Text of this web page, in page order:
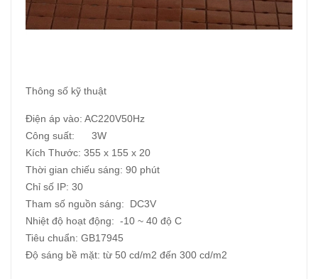
Thông số kỹ thuật
Điện áp vào: AC220V50Hz
Công suất: 3W
Kích Thước: 355 x 155 x 20
Thời gian chiếu sáng: 90 phút
Chỉ số IP: 30
Tham số nguồn sáng: DC3V
Nhiệt độ hoạt động: -10 ~ 40 độ C
Tiêu chuẩn: GB17945
Độ sáng bề mặt: từ 50 cd/m2 đến 300 cd/m2